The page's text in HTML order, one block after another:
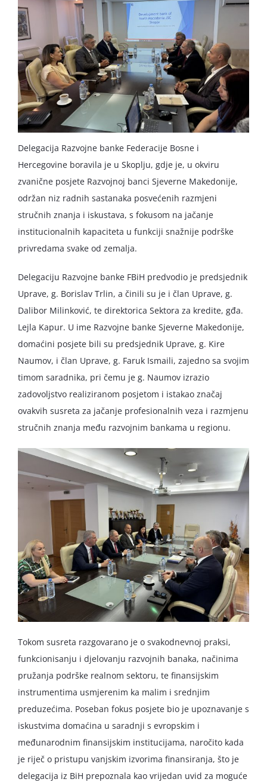
Delegacija Razvojne banke Federacije Bosne i
Hercegovine boravila je u Skoplju, gdje je, u okviru
zvanične posjete Razvojnoj banci Sjeverne Makedonije,
održan niz radnih sastanaka posvećenih razmjeni
stručnih znanja i iskustava, s fokusom na jačanje
institucionalnih kapaciteta u funkciji snažnije podrške
privredama svake od zemalja.
Delegaciju Razvojne banke FBiH predvodio je predsjednik
Uprave, g. Borislav Trlin, a činili su je i član Uprave, g.
Dalibor Milinković, te direktorica Sektora za kredite, gđa.
Lejla Kapur. U ime Razvojne banke Sjeverne Makedonije,
domaćini posjete bili su predsjednik Uprave, g. Kire
Naumov, i član Uprave, g. Faruk Ismaili, zajedno sa svojim
timom saradnika, pri čemu je g. Naumov izrazio
zadovoljstvo realiziranom posjetom i istakao značaj
ovakvih susreta za jačanje profesionalnih veza i razmjenu
stručnih znanja među razvojnim bankama u regionu.
Tokom susreta razgovarano je o svakodnevnoj praksi,
funkcionisanju i djelovanju razvojnih banaka, načinima
pružanja podrške realnom sektoru, te finansijskim
instrumentima usmjerenim ka malim i srednjim
preduzećima. Poseban fokus posjete bio je upoznavanje s
iskustvima domaćina u saradnji s evropskim i
međunarodnim finansijskim institucijama, naročito kada
je riječ o pristupu vanjskim izvorima finansiranja, što je
delegacija iz BiH prepoznala kao vrijedan uvid za moguće